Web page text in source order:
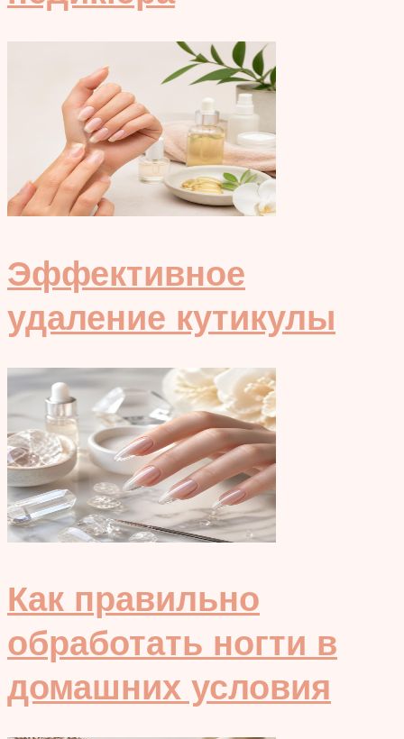
Эффективное
удаление кутикулы
Как правильно
обработать ногти в
домашних условия